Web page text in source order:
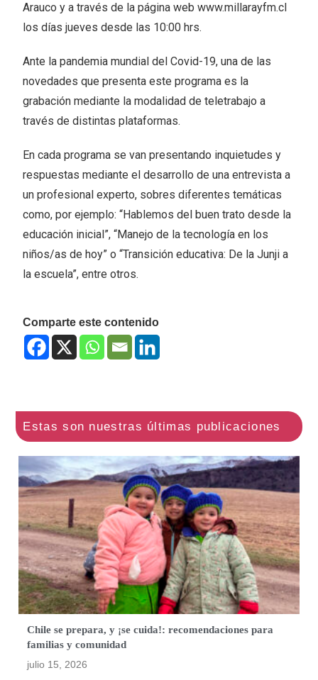
Arauco y a través de la página web www.millarayfm.cl
los días jueves desde las 10:00 hrs.
Ante la pandemia mundial del Covid-19, una de las
novedades que presenta este programa es la
grabación mediante la modalidad de teletrabajo a
través de distintas plataformas.
En cada programa se van presentando inquietudes y
respuestas mediante el desarrollo de una entrevista a
un profesional experto, sobres diferentes temáticas
como, por ejemplo: “Hablemos del buen trato desde la
educación inicial”, “Manejo de la tecnología en los
niños/as de hoy” o “Transición educativa: De la Junji a
la escuela”, entre otros.
Comparte este contenido
Chile se prepara, y ¡se cuida!: recomendaciones para
familias y comunidad
julio 15, 2026